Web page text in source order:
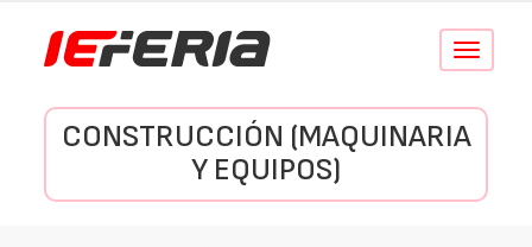
Conmutar
CONSTRUCCIÓN (MAQUINARIA
Y EQUIPOS)